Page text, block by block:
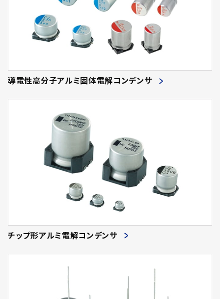
導電性高分子アルミ固体電解コンデンサ
チップ形アルミ電解コンデンサ